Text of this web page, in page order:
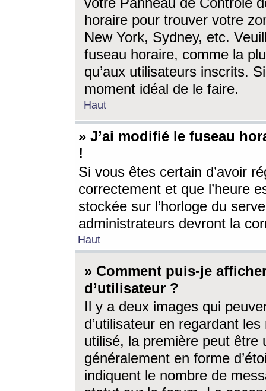
horaire pour trouver votre
New York, Sydney, etc.
fuseau horaire, comme la
qu’aux utilisateurs inscrits.
moment idéal de le faire.
Haut
» J’ai modifié le fuseau
!
Si vous êtes certain d’avoir
correctement et que l’heure
stockée sur l’horloge du
administrateurs devront la
Haut
» Comment puis-je
d’utilisateur ?
Il y a deux images qui
d’utilisateur en regardant
utilisé, la première peut être
généralement en forme
indiquent le nombre de